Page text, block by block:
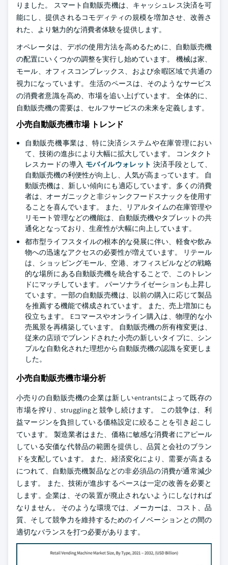
りました。 スマート自動販売機は、キャッシュレス決済を可
能にし、提供されるコモディティの規模を増加させ、改善さ
れた、より魅力的な消費者体験を提供します。
オペレータは、デポの使用方法を高めるために、自動販売機
の配置にいくつかの調整を実行し始めています。 機械は家、
モール、オフィスコンプレックス、および余暇区域で共通の
視力になっています。 生活のペースは、そのようなサービス
の消費者意識を高め、市場を追い上げています。 全体的に、
自動販売機の需要は、セルフサービスの未来を定義します。
小売自動販売機市場 トレンド
自動販売機事業は、特に決済システムや在庫管理におい
て、技術の進歩により大幅に拡大しています。 コンタクト
レスカードの導入 モバイルウォレット 決済手段として、
自動販売機の利便性が向上し、人気が高まっています。 自
動販売機は、新しい傾向にも適応しています。多くの消費
者は、オーガニックと非ジャンクフードスナックを使用す
ることを喜んでいます。 また、リアルタイムの在庫管理や
リモート管理などの機能は、自動販売機やタブレットの共
通化となっており、生産性が大幅に向上しています。
都市型ライフスタイルの根本的な発展に伴い、軽食や飲み
物への迅速なアクセスの必要性が増えています。 リテール
は、ショッピングモール、空港、オフィスビルなどの戦略
的な場所にある自動販売機を統合することで、このトレン
ドにマッチしています。 パーソナライゼーションも上昇し
ています。一部の自動販売機は、以前の購入に応じて製品
を推薦する機能で構成されています。 また、売上増加にも
役立ちます。 Eコマースやオンライン購入は、物理的な小
売風景を再構築しています。 自動販売機の所有権変更は、
従来の店頭でブレンドされた小売の新しいタイプに、シン
プルな自動化された理想から自動販売機の認識を変更しま
した。
小売自動販売機市場分析
小売りの自動販売機の企業は新しいentrantsによって既存の
市場を搾り、strugglingと競争し続けます。 この競争は、利
益マージンを負担している価格設定に絞ることを引き起こし
ています。 製造業者はまた、価格に敏感な消費者にアピール
している安価な代替品の範囲を提供し、品質と会社のブラン
ドを支配しています。 また、経済変化により、需要が高まる
につれて、自動販売機製品などの非必須品の消費が通常減少
します。 また、技術が進歩するペースは一定の改善を必要と
します。企業は、その装置が廃止されないようにしなければ
なりません。 そのような環境では、メーカーは、コスト、品
質、そして競争力を維持するためのイノベーションとの間の
適切なバランスを打つ必要があります。